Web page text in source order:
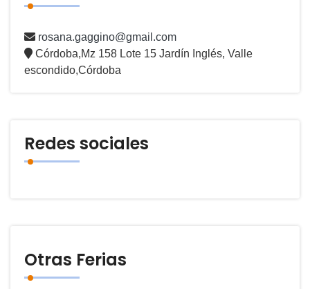
rosana.gaggino@gmail.com
Córdoba,Mz 158 Lote 15 Jardín Inglés, Valle
escondido,Córdoba
Redes sociales
Otras Ferias